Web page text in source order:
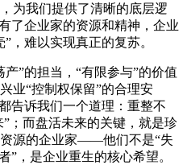
为我们提供了清晰的底层逻
了企业家的资源和精神，企业
，难以实现真正的复苏。
”的担当，“有限参与”的价值
业“控制权保留”的合理安
告诉我们一个道理：重整不
；而盘活未来的关键，就是珍
源的企业家——他们不是“失
”，是企业重生的核心希望。